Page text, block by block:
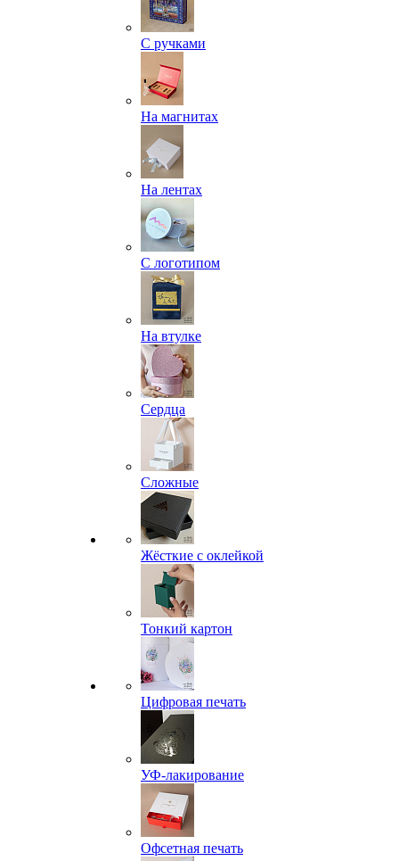
С ручками
На магнитах
На лентах
С логотипом
На втулке
Сердца
Сложные
Жёсткие с оклейкой
Тонкий картон
Цифровая печать
УФ-лакирование
Офсетная печать